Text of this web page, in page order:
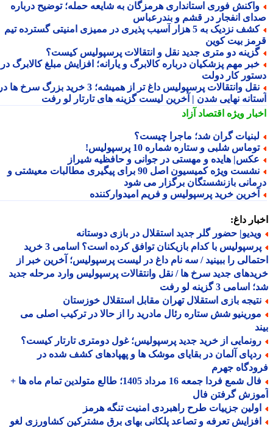
فوری استانداری هرمزگان به شایعه حمله؛ توضیح درباره
انفجار در قشم و بندرعباس
کشف نزدیک به 5 هزار آسیب پذیری در ممیزی امنیتی گسترده تیم
بیت کوین
دو متری جدید نقل و انتقالات پرسپولیس کیست؟
مهم پزشکیان درباره کالابرگ و یارانه؛ افزایش مبلغ کالابرگ در
کار دولت
نقل وانتقالات پرسپولیس داغ تر از همیشه؛ 3 خرید بزرگ سرخ ها در
نهایی شدن | آخرین لیست گزینه های تارتار لو رفت
ویژهاقتصاد آزاد
گران شد؛ ماجرا چیست؟
شلبی و ستاره شماره 10 پرسپولیس!
هایده و مهستی در جوانی و حافظیه شیراز
نشست ویژه کمیسیون اصل 90 برای پیگیری مطالبات معیشتی و
بازنشستگان برگزار می شود
خرید پرسپولیس و فریم امیدوارکننده
داغ:
حضور گلر جدید استقلال در بازی دوستانه
پرسپولیس با کدام بازیکنان توافق کرده است؟ اسامی 3 خرید
را ببینید / سه نام داغ در لیست پرسپولیس؛ آخرین خبر از
جدید سرخ ها / نقل وانتقالات پرسپولیس وارد مرحله جدید
3 گزینه لو رفت
بازی استقلال تهران مقابل استقلال خوزستان
شش ستاره رئال مادرید را از حالا در ترکیب اصلی می
از خرید جدید پرسپولیس؛ غول دومتری تارتار کیست؟
آلمان در بقایای موشک ها و پهپادهای کشف شده در
جهرم
فال شمع فردا جمعه 16 مرداد 1405؛ طالع متولدین تمام ماه ها +
گرفتن فال
جزییات طرح راهبردی امنیت تنگه هرمز
تعرفه و تصاعد پلکانی بهای برق مشترکین کشاورزی لغو